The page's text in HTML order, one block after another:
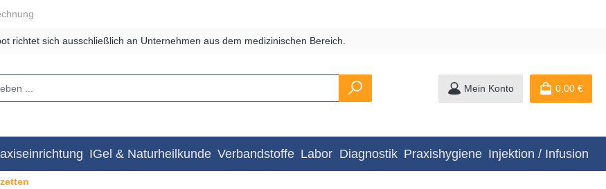
richtet sich ausschließlich an Unternehmen aus dem medizinischen Bereich.
Mein Konto 0,00 €
IGel & Naturheilkunde Verbandstoffe Labor Diagnostik Praxishygiene Injektion / Infusion